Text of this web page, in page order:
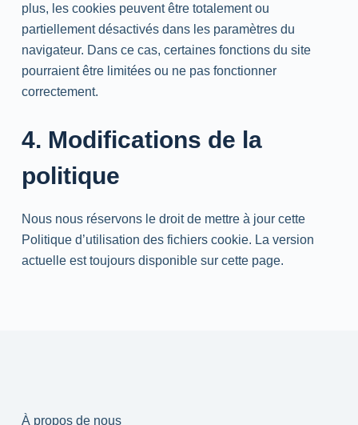
plus, les cookies peuvent être totalement ou
partiellement désactivés dans les paramètres du
navigateur. Dans ce cas, certaines fonctions du site
pourraient être limitées ou ne pas fonctionner
correctement.
4. Modifications de la
politique
Nous nous réservons le droit de mettre à jour cette
Politique d’utilisation des fichiers cookie. La version
actuelle est toujours disponible sur cette page.
À propos de nous